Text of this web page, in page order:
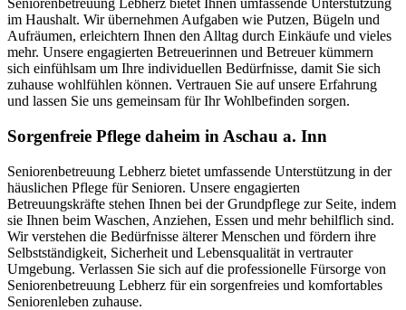
Seniorenbetreuung Lebherz bietet Ihnen umfassende Unterstützung
im Haushalt. Wir übernehmen Aufgaben wie Putzen, Bügeln und
Aufräumen, erleichtern Ihnen den Alltag durch Einkäufe und vieles
mehr. Unsere engagierten Betreuerinnen und Betreuer kümmern
sich einfühlsam um Ihre individuellen Bedürfnisse, damit Sie sich
zuhause wohlfühlen können. Vertrauen Sie auf unsere Erfahrung
und lassen Sie uns gemeinsam für Ihr Wohlbefinden sorgen.
Sorgenfreie Pflege daheim in Aschau a. Inn
Seniorenbetreuung Lebherz bietet umfassende Unterstützung in der
häuslichen Pflege für Senioren. Unsere engagierten
Betreuungskräfte stehen Ihnen bei der Grundpflege zur Seite, indem
sie Ihnen beim Waschen, Anziehen, Essen und mehr behilflich sind.
Wir verstehen die Bedürfnisse älterer Menschen und fördern ihre
Selbstständigkeit, Sicherheit und Lebensqualität in vertrauter
Umgebung. Verlassen Sie sich auf die professionelle Fürsorge von
Seniorenbetreuung Lebherz für ein sorgenfreies und komfortables
Seniorenleben zuhause.